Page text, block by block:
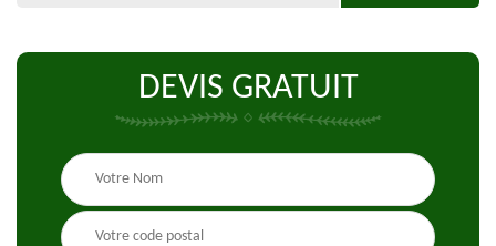
DEVIS GRATUIT